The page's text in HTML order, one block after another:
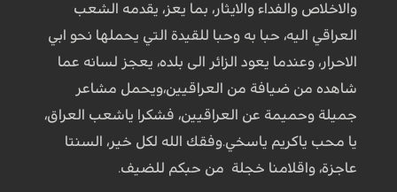
والاخلاص والفداء والايثار، بما يعز، يقدمه الشعب
العراقي اليه، حبا به وحبا للقيدة التي يحملها نحو ابي
الاحرار، وعندما يعود الزائر الى بلده، يعجز لسانه عما
شاهده من ضيافة من العراقيين،ويحمل مشاعر
جميلة وحميمة عن العراقيين، فشكرا ياشعب العراق،
يا محب ياكريم ياسخي.وفقك الله لكل خير، السنتا
عاجزة، واقلامنا خجلة من حبكم للضيف.